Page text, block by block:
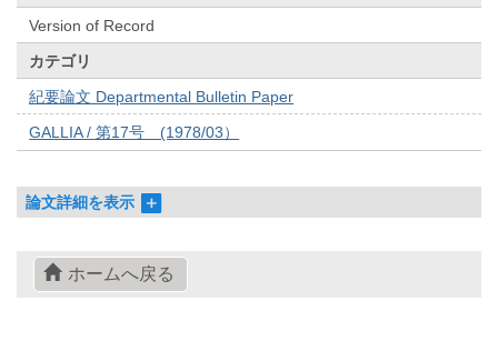
Version of Record
カテゴリ
紀要論文 Departmental Bulletin Paper
GALLIA / 第17号 (1978/03）
論文詳細を表示
ホームへ戻る